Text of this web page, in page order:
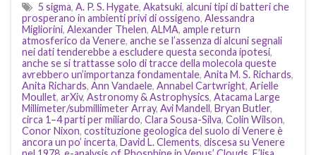
5 sigma, A. P. S. Hygate, Akatsuki, alcuni tipi di batteri che
prosperano in ambienti privi di ossigeno, Alessandra
Migliorini, Alexander Thelen, ALMA, ample return
atmosferico da Venere, anche se l’assenza di alcuni segnali
nei dati tenderebbe a escludere questa seconda ipotesi,
anche se si trattasse solo di tracce della molecola queste
avrebbero un’importanza fondamentale, Anita M. S. Richards,
Anita Richards, Ann Vandaele, Annabel Cartwright, Arielle
Moullet, arXiv, Astronomy & Astrophysics, Atacama Large
Millimeter/submillimeter Array, Avi Mandell, Bryan Butler,
circa 1–4 parti per miliardo, Clara Sousa-Silva, Colin Wilson,
Conor Nixon, costituzione geologica del suolo di Venere è
ancora un po’ incerta, David L. Clements, discesa su Venere